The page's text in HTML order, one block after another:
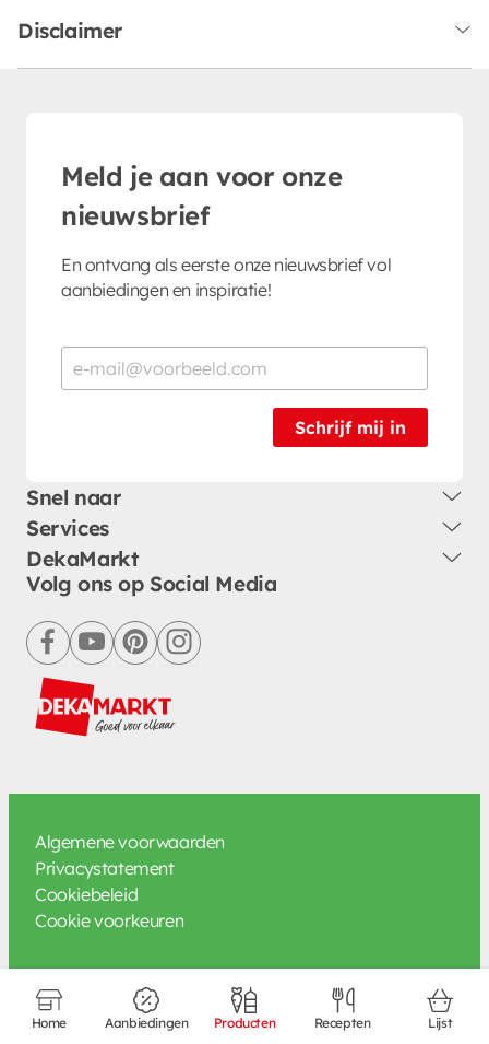
Disclaimer
Meld je aan voor onze
nieuwsbrief
En ontvang als eerste onze nieuwsbrief vol
aanbiedingen en inspiratie!
Schrijf mij in
Snel naar
Services
DekaMarkt
Volg ons op Social Media
facebookyoutubepinterestinstagram
Algemene voorwaarden
Privacystatement
Cookiebeleid
Cookie voorkeuren
Home Aanbiedingen Producten Recepten Lijst